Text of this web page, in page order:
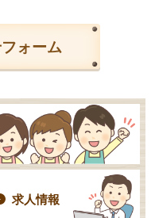
ォーム
求人情報